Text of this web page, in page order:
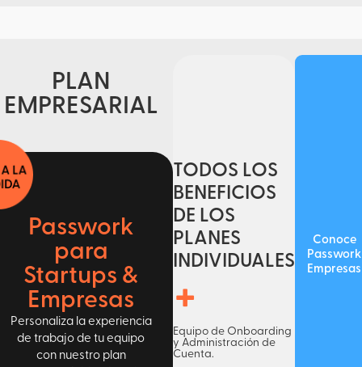
PLAN
EMPRESARIAL
Passwork
para
Startups &
Empresas
Personaliza la experiencia
de trabajo de tu equipo
con nuestro plan
TODOS LOS
BENEFICIOS
DE LOS
PLANES
INDIVIDUALES
+
Equipo de Onboarding
y Administración de
Cuenta.
Conoce
Passwork
Empresas